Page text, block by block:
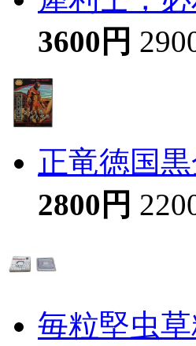
3600円
正竜徳国黒
2800円
毎粒堅虫